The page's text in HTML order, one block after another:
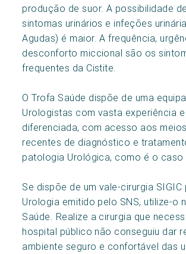
produção de suor. A possibilidade
sintomas urinários e infeções
Agudas) é maior. A frequência,
desconforto miccional são os
frequentes da Cistite.
O Trofa Saúde dispõe de uma
Urologistas com vasta experiência e
diferenciada, com acesso aos
recentes de diagnóstico e
patologia Urológica, como é o caso
Se dispõe de um vale-cirurgia SIGIC
Urologia emitido pelo SNS, utilize-o
Saúde. Realize a cirurgia que
hospital público não conseguiu dar
ambiente seguro e confortável das